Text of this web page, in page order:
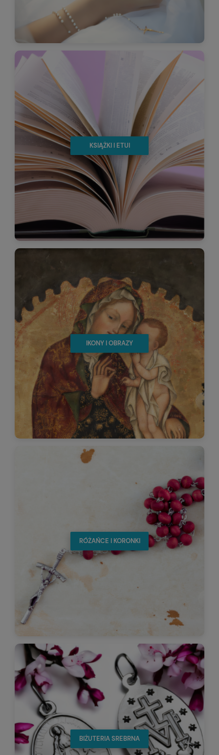
KSIĄŻKI I ETUI
IKONY I OBRAZY
RÓŻAŃCE I KORONKI
BIŻUTERIA SREBRNA